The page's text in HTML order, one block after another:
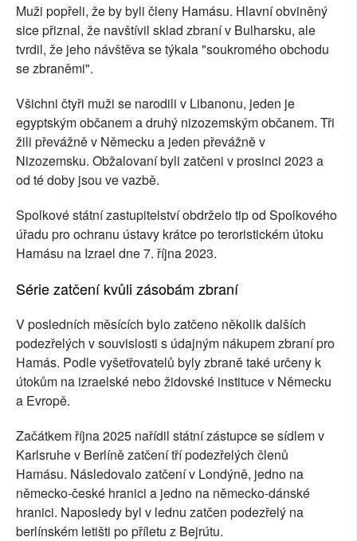
Muži popřeli, že by byli členy Hamásu. Hlavní obviněný
sice přiznal, že navštívil sklad zbraní v Bulharsku, ale
tvrdil, že jeho návštěva se týkala "soukromého obchodu
se zbraněmi".
Všichni čtyři muži se narodili v Libanonu, jeden je
egyptským občanem a druhý nizozemským občanem. Tři
žili převážně v Německu a jeden převážně v
Nizozemsku. Obžalovaní byli zatčeni v prosinci 2023 a
od té doby jsou ve vazbě.
Spolkové státní zastupitelství obdrželo tip od Spolkového
úřadu pro ochranu ústavy krátce po teroristickém útoku
Hamásu na Izrael dne 7. října 2023.
Série zatčení kvůli zásobám zbraní
V posledních měsících bylo zatčeno několik dalších
podezřelých v souvislosti s údajným nákupem zbraní pro
Hamás. Podle vyšetřovatelů byly zbraně také určeny k
útokům na izraelské nebo židovské instituce v Německu
a Evropě.
Začátkem října 2025 nařídil státní zástupce se sídlem v
Karlsruhe v Berlíně zatčení tří podezřelých členů
Hamásu. Následovalo zatčení v Londýně, jedno na
německo-české hranici a jedno na německo-dánské
hranici. Naposledy byl v lednu zatčen podezřelý na
berlínském letišti po příletu z Bejrútu.